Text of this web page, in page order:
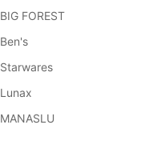
BIG FOREST
Ben's
Starwares
Lunax
MANASLU